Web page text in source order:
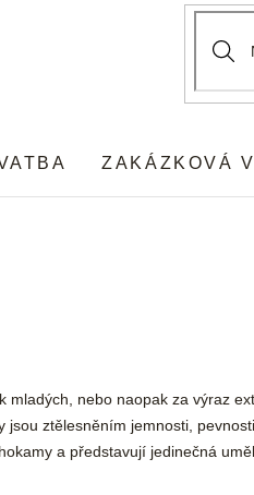
ZAKÁZKOVÁ
mladých, nebo naopak za výraz
ztělesněním jemnosti,
a představují jedinečná